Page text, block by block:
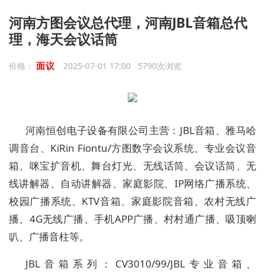
河南方图会议总代理，河南JBL音箱总代
理，海天会议话筒
价格： 面议 2025-07-01 17:00 5790次浏览
河南恒创电子设备有限公司主营：JBL音箱、雅马哈
调音台、KiRin Fiontu/方图数字会议系统、专业会议音
箱、咪宝扩音机、舞台灯光、无线话筒、会议话筒、无
线讲解器、自动讲解器、家庭影院、IP网络广播系统、
校园广播系统、KTV音箱、家庭影院音箱、农村无线广
播、4G无线广播、手机APP广播、村村通广播、吸顶喇
叭、广播音柱等。
JBL音箱系列：CV3010/99/JBL专业音箱、